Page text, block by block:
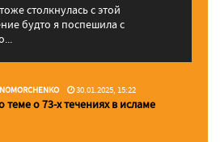
столкнулась с этой
будто я поспешила с
30.01.2025, 15:22
теме о 73-х течениях в исламе